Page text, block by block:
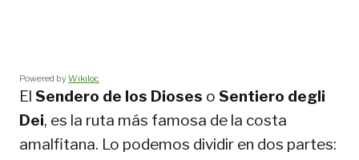
Powered byWikiloc
El Sendero de los Dioses o Sentiero degli
Dei, es la ruta más famosa de la costa
amalfitana. Lo podemos dividir en dos partes: